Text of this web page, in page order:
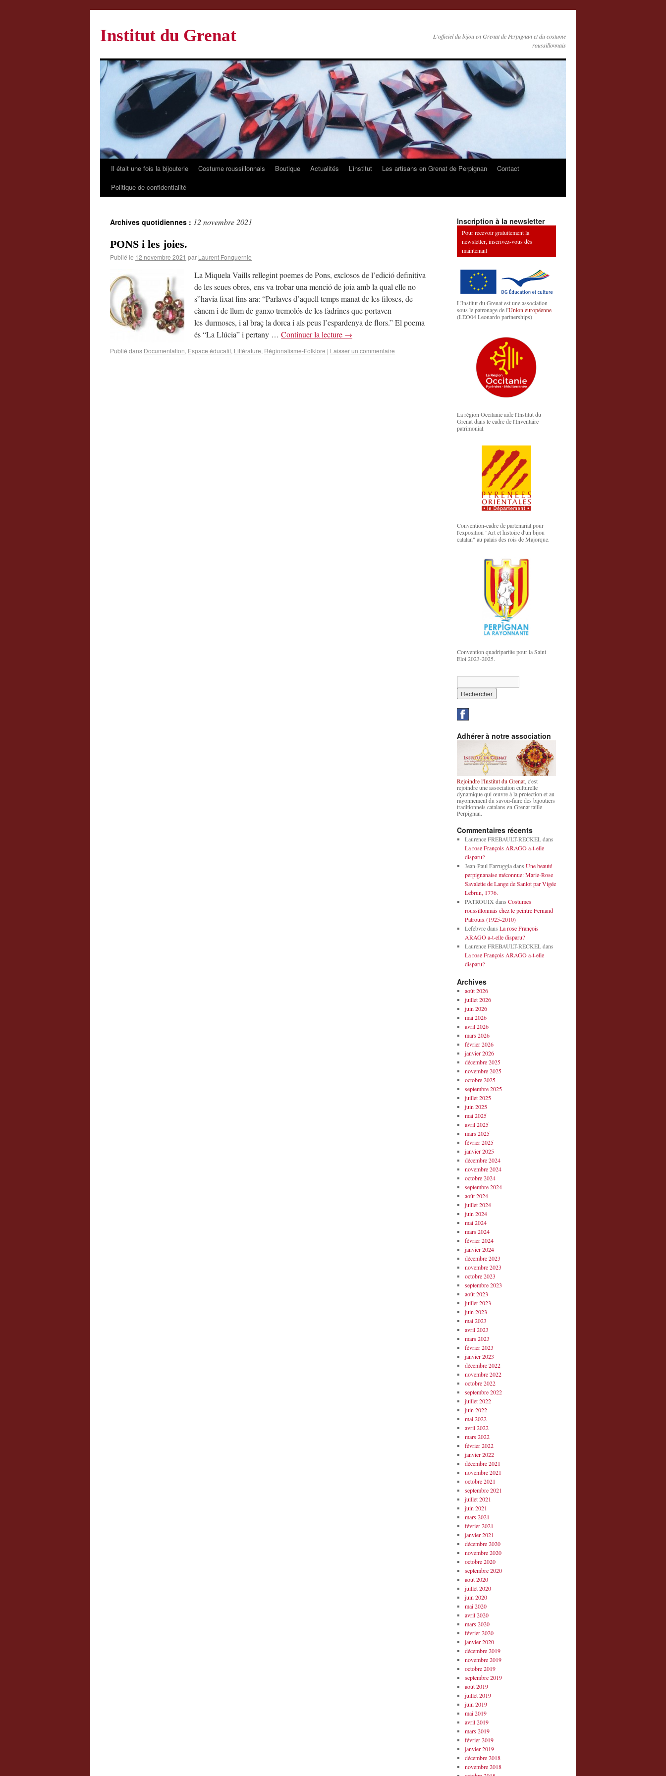
Institut du Grenat
L'officiel du bijou en Grenat de Perpignan et du costume
roussillonnais
Il était une fois la bijouterie Costume roussillonnais Boutique Actualités L’institut Les artisans en Grenat de Perpignan
Contact
Politique de confidentialité
Archives quotidiennes : 12 novembre 2021
PONS i les joies.
Publié le 12 novembre 2021 par Laurent Fonquernie
La Miquela Vaills rellegint poemes de Pons, exclosos de l’edició definitiva
de les seues obres, ens va trobar una menció de joia amb la qual elle no
s”havia fixat fins ara: “Parlaves d’aquell temps manat de les filoses, de
cànem i de llum de ganxo tremolós de les fadrines que portaven
les durmoses, i al braç la dorca i als peus l’espardenya de flors.” El poema
és “La Llúcia” i pertany … Continuer la lecture →
Publié dans Documentation, Espace éducatif, Littérature, Régionalisme-Folklore | Laisser un commentaire
Inscription à la newsletter
Pour recevoir gratuitement la
newsletter, inscrivez-vous dès
maintenant
L'Institut du Grenat est une association
sous le patronage de l'Union européenne
(LEO04 Leonardo partnerships)
La région Occitanie aide l'Institut du
Grenat dans le cadre de l'Inventaire
patrimonial.
Convention-cadre de partenariat pour
l'exposition "Art et histoire d'un bijou
catalan" au palais des rois de Majorque.
Convention quadripartite pour la Saint
Eloi 2023-2025.
Adhérer à notre association
Rejoindre l'Institut du Grenat , c'est
rejoindre une association culturelle
dynamique qui œuvre à la protection et au
rayonnement du savoir-faire des bijoutiers
traditionnels catalans en Grenat taille
Perpignan.
Commentaires récents
Laurence FREBAULT-RECKELdans
La rose François ARAGO a-t-elle
disparu?
Jean-Paul Farruggiadans Une beauté
perpignanaise méconnue: Marie-Rose
Savalette de Lange de Sanlot par Vigée
Lebrun, 1776.
PATROUIX dans Costumes
roussillonnais chez le peintre Fernand
Patrouix (1925-2010)
Lefebvredans La rose François
ARAGO a-t-elle disparu?
Laurence FREBAULT-RECKELdans
La rose François ARAGO a-t-elle
disparu?
Archives
août 2026
juillet 2026
juin 2026
mai 2026
avril 2026
mars 2026
février 2026
janvier 2026
décembre 2025
novembre 2025
octobre 2025
septembre 2025
juillet 2025
juin 2025
mai 2025
avril 2025
mars 2025
février 2025
janvier 2025
décembre 2024
novembre 2024
octobre 2024
septembre 2024
août 2024
juillet 2024
juin 2024
mai 2024
mars 2024
février 2024
janvier 2024
décembre 2023
novembre 2023
octobre 2023
septembre 2023
août 2023
juillet 2023
juin 2023
mai 2023
avril 2023
mars 2023
février 2023
janvier 2023
décembre 2022
novembre 2022
octobre 2022
septembre 2022
juillet 2022
juin 2022
mai 2022
avril 2022
mars 2022
février 2022
janvier 2022
décembre 2021
novembre 2021
octobre 2021
septembre 2021
juillet 2021
juin 2021
mars 2021
février 2021
janvier 2021
décembre 2020
novembre 2020
octobre 2020
septembre 2020
août 2020
juillet 2020
juin 2020
mai 2020
avril 2020
mars 2020
février 2020
janvier 2020
décembre 2019
novembre 2019
octobre 2019
septembre 2019
août 2019
juillet 2019
juin 2019
mai 2019
avril 2019
mars 2019
février 2019
janvier 2019
décembre 2018
novembre 2018